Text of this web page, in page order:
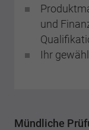
und
Ihr
Mündliche